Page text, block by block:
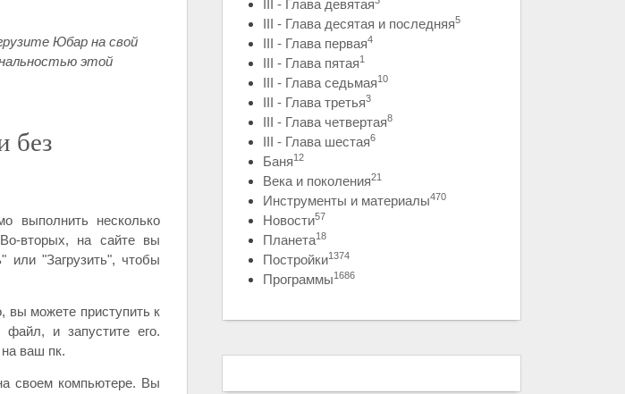
Юбар на свой
этой
без
выполнить несколько
вторых, на сайте вы
или "Загрузить", чтобы
вы можете приступить к
файл, и запустите его.
ваш пк.
своем компьютере. Вы
III - Глава девятая
III - Глава десятая и последняя5
III - Глава первая4
III - Глава пятая1
III - Глава седьмая10
III - Глава третья3
III - Глава четвертая8
III - Глава шестая6
Баня12
Века и поколения21
Инструменты и материалы470
Новости57
Планета18
Постройки1374
Программы1686